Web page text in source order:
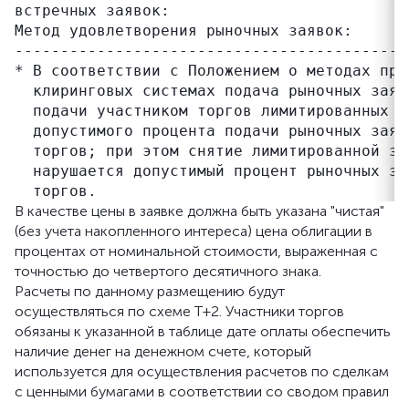
встречных заявок:
Метод удовлетворения рыночных заявок:
* В соответствии с Положением о методах
клиринговых системах подача рыночных
подачи участником торгов лимитированных
допустимого процента подачи рыночных
торгов; при этом снятие лимитированной
нарушается допустимый процент рыночных
В качестве цены в заявке должна быть указана "чистая"
(без учета накопленного интереса) цена облигации в
процентах от номинальной стоимости, выраженная с
точностью до четвертого десятичного знака.
Расчеты по данному размещению будут
осуществляться по схеме Т+2. Участники торгов
обязаны к указанной в таблице дате оплаты обеспечить
наличие денег на денежном счете, который
используется для осуществления расчетов по сделкам
с ценными бумагами в соответствии со сводом правил